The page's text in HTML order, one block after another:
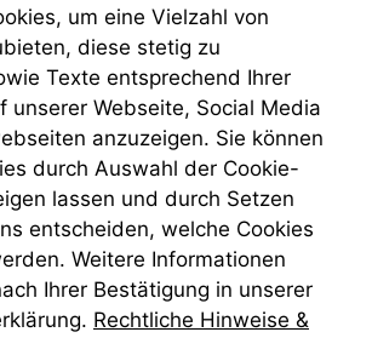
um eine Vielzahl von
diese stetig zu
Texte entsprechend Ihrer
unserer Webseite, Social Media
anzuzeigen. Sie können
durch Auswahl der Cookie-
lassen und durch Setzen
entscheiden, welche Cookies
Weitere Informationen
Ihrer Bestätigung in unserer
Rechtliche Hinweise &
Statistiken
Um unsere
Website zu
verbessern,
zeichnen
wir
anonyme
statistische
Daten auf.
Funktionalität
Einige